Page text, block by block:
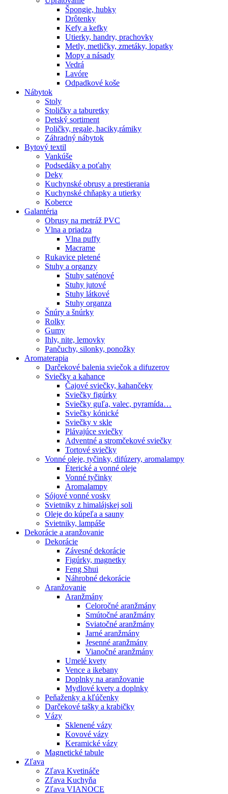
Špongie, hubky
Drôtenky
Kefy a kefky
Utierky, handry, prachovky
Metly, metličky, zmetáky, lopatky
Mopy a násady
Vedrá
Lavóre
Odpadkové koše
Nábytok
Stoly
Stoličky a taburetky
Detský sortiment
Poličky, regale, haciky,rámiky
Záhradný nábytok
Bytový textil
Vankúše
Podsedáky a poťahy
Deky
Kuchynské obrusy a prestierania
Kuchynské chňapky a utierky
Koberce
Galantéria
Obrusy na metráž PVC
Vlna a priadza
Vlna puffy
Macrame
Rukavice pletené
Stuhy a organzy
Stuhy saténové
Stuhy jutové
Stuhy látkové
Stuhy organza
Šnúry a šnúrky
Rolky
Gumy
Ihly, nite, lemovky
Pančuchy, silonky, ponožky
Aromaterapia
Darčekové balenia sviečok a difuzerov
Sviečky a kahance
Čajové sviečky, kahančeky
Sviečky figúrky
Sviečky guľa, valec, pyramída…
Sviečky kónické
Sviečky v skle
Plávajúce sviečky
Adventné a stromčekové sviečky
Tortové sviečky
Vonné oleje, tyčinky, difúzery, aromalampy
Éterické a vonné oleje
Vonné tyčinky
Aromalampy
Sójové vonné vosky
Svietniky z himalájskej soli
Oleje do kúpeľa a sauny
Svietniky, lampáše
Dekorácie a aranžovanie
Dekorácie
Závesné dekorácie
Figúrky, magnetky
Feng Shui
Náhrobné dekorácie
Aranžovanie
Aranžmány
Celoročné aranžmány
Smútočné aranžmány
Sviatočné aranžmány
Jarné aranžmány
Jesenné aranžmány
Vianočné aranžmány
Umelé kvety
Vence a ikebany
Doplnky na aranžovanie
Mydlové kvety a doplnky
Peňaženky a kľúčenky
Darčekové tašky a krabičky
Vázy
Sklenené vázy
Kovové vázy
Keramické vázy
Magnetické tabule
Zľava
Zľava Kvetináče
Zľava Kuchyňa
Zľava VIANOCE